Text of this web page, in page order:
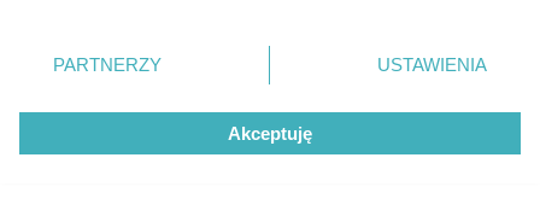
rywalkę w WTA Toronto. Czy
Polka zrewanżuje się za
zmienić/wycofać klikając przycisk ustawień prywatności
znajdujący się w lewym dolnym rogu strony
rodzaje przetwarzania danych nie wymagają zgody
użytkownika, ale masz prawo sprzeciwić się takiemu
przetwarzaniu. Preferencje będą miały zastosowanie tylko
PARTNERZY USTAWIENIA
Akceptuję